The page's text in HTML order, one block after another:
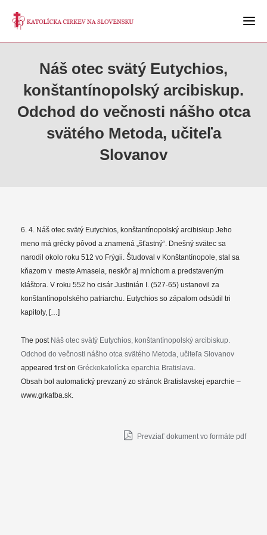
Náš otec svätý Eutychios,
konštantínopolský arcibiskup.
Odchod do večnosti nášho otca
svätého Metoda, učiteľa
Slovanov
6. 4. Náš otec svätý Eutychios, konštantínopolský arcibiskup Jeho
meno má grécky pôvod a znamená „šťastný“. Dnešný svätec sa
narodil okolo roku 512 vo Frýgii. Študoval v Konštantínopole, stal sa
kňazom v meste Amaseia, neskôr aj mníchom a predstaveným
kláštora. V roku 552 ho cisár Justinián I. (527-65) ustanovil za
konštantínopolského patriarchu. Eutychios so zápalom odsúdil tri
kapitoly, […]
The post Náš otec svätý Eutychios, konštantínopolský arcibiskup.
Odchod do večnosti nášho otca svätého Metoda, učiteľa Slovanov
appeared first on Gréckokatolícka eparchia Bratislava.
Obsah bol automatický prevzaný zo stránok Bratislavskej eparchie –
www.grkatba.sk.
Prevziať dokument vo formáte pdf